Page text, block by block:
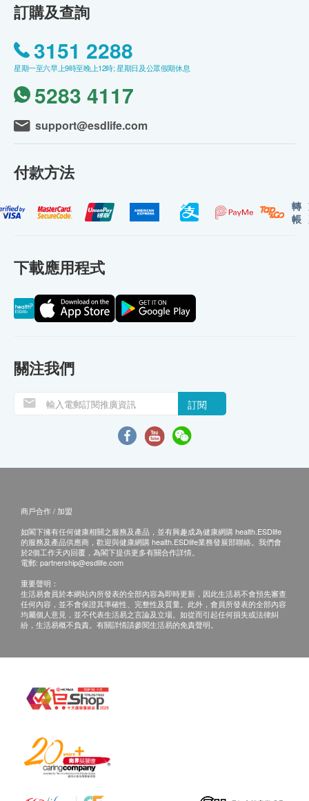
訂購及查詢
3151 2288
星期一至六早上9時至晚上12時; 星期日及公眾假期休息
5283 4117
support@esdlife.com
付款方法
轉
帳
下載應用程式
關注我們
訂閱
商戶合作 / 加盟
如閣下擁有任何健康相關之服務及產品，並有興趣成為健康網購 health.ESDlife
的服務及產品供應商，歡迎與健康網購 health.ESDlife業務發展部聯絡。我們會
於2個工作天內回覆，為閣下提供更多有關合作詳情。
電郵: partnership@esdlife.com
重要聲明：
生活易會員於本網站內所發表的全部內容為即時更新，因此生活易不會預先審查
任何內容，並不會保證其準確性、完整性及質量。此外，會員所發表的全部內容
均屬個人意見，並不代表生活易之言論及立場。如從而引起任何損失或法律糾
紛，生活易概不負責。有關詳情請參閱生活易的免責聲明。